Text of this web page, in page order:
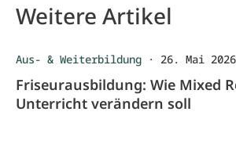
Weitere Artikel
Aus- & Weiterbildung · 26. Mai 2026
Friseurausbildung: Wie Mixed
Unterricht verändern soll